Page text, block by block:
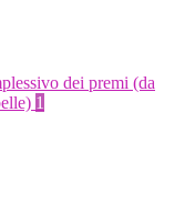
dei premi (da
1